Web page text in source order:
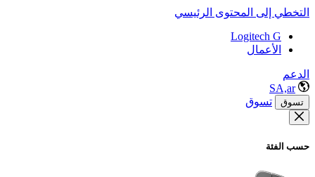
التخطي إلى المحتوى الرئيسي
Logitech G
الأعمال
الدعم
SA,ar
تسوق تسوق
حسب الفئة